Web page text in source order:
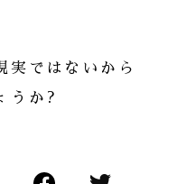
実ではないから
うか?